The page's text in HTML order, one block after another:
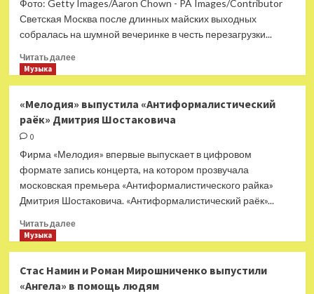
«АукцЫона»
читает
письма,
буквами
Фото: Getty Images/Aaron Chown - PA Images/Contributor
Светская Москва после длинных майских выходных
собралась на шумной вечеринке в честь перезагрузки...
Читать далееПрочитать
песня:
Швеция
Деппу
заплатят
$20
млн
Музыка
«Мелодия» выпустила «Антиформалистический
раёк» Дмитрия Шостаковича
0
Фирма «Мелодия» впервые выпускает в цифровом
формате запись концерта, на котором прозвучала
московская премьера «Антиформалистического райка»
Дмитрия Шостаковича. «Антиформалистический раёк»...
Читать далееПрочитать
выпустила
«Антиформалистический
Музыка
Стас Намин и Роман Мирошниченко выпустили
«Ангела» в помощь людям